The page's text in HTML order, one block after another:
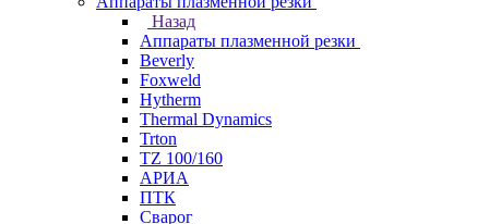
Назад
Аппараты плазменной резки
Beverly
Foxweld
Hytherm
Thermal Dynamics
Trton
TZ 100/160
АРИА
ПТК
Сварог